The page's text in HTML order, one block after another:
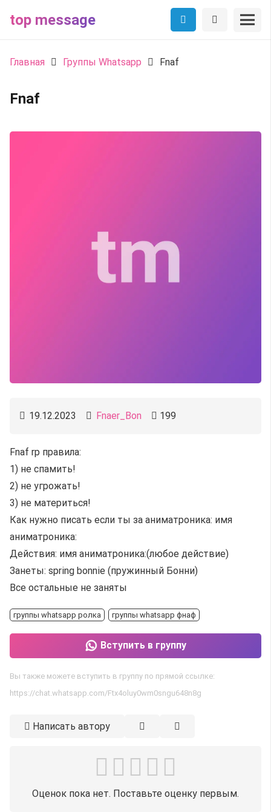
top message
Главная Группы Whatsapp Fnaf
Fnaf
19.12.2023 Fnaer_Bon 199
Fnaf rp правила:
1) не спамить!
2) не угрожать!
3) не материться!
Как нужно писать если ты за аниматроника: имя
аниматроника:
Действия: имя аниматроника:(любое действие)
Занеты: spring bonnie (пружинный Бонни)
Все остальные не заняты
группы whatsapp ролка группы whatsapp фнаф
Вступить в группу
Вы также можете вступить в группу по прямой ссылке:
https://chat.whatsapp.com/Ftx4oluy0wm0sngu648n8g
Написать автору
Оценок пока нет. Поставьте оценку первым.